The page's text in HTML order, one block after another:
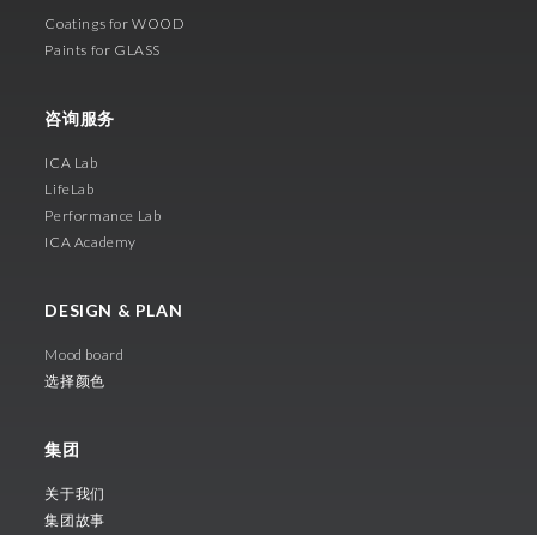
Coatings for WOOD
Paints for GLASS
咨询服务
ICA Lab
LifeLab
Performance Lab
ICA Academy
DESIGN & PLAN
Mood board
选择颜色
集团
关于我们
集团故事